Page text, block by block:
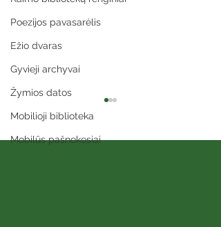
Poezijos pavasarėlis
Ežio dvaras
Gyvieji archyvai
Žymios datos
Mobilioji biblioteka
Mobilūs pašnekesiai